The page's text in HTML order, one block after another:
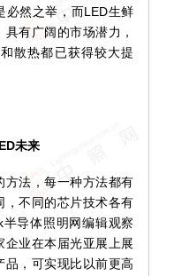
必然之举，而LED生鲜
有广阔的市场潜力，
散热都已获得较大提
未来
法，每一种方法都有
，不同的芯片技术各有
导体照明网编辑观察
业在本届光亚展上展
，可实现比以前更高